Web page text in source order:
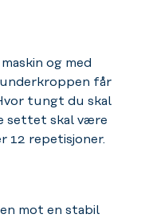
og med
får
tungt du skal
settet skal være
12 repetisjoner.
mot en stabil